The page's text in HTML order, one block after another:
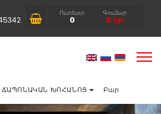
Ուտեստ
0
Գումար
0 դր
ՃԱՊՈՆԱԿԱՆ ԽՈՀԱՆՈՑ Բար